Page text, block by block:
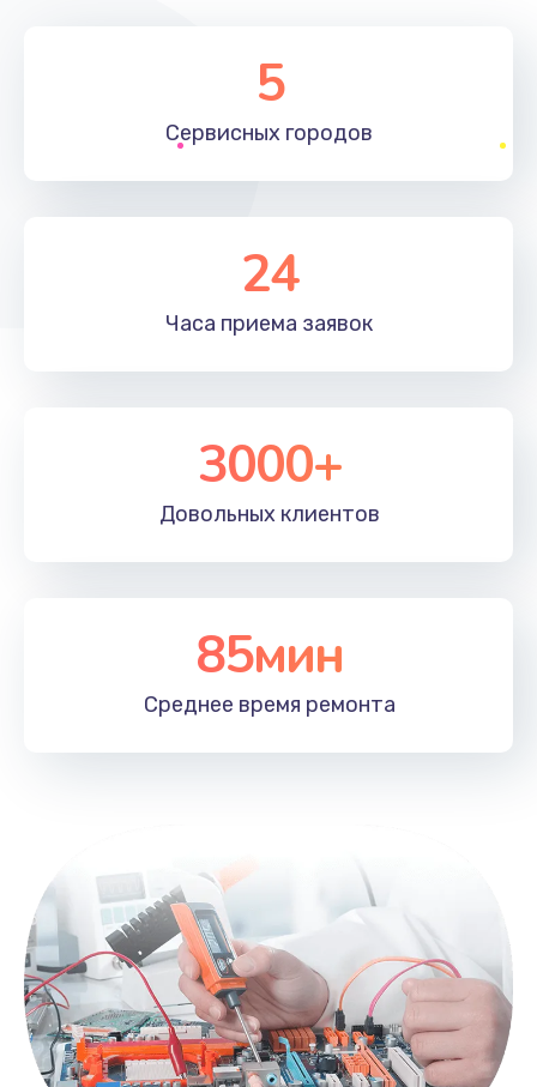
5
Сервисных городов
24
Часа приема заявок
3000+
Довольных клиентов
85мин
Среднее время ремонта